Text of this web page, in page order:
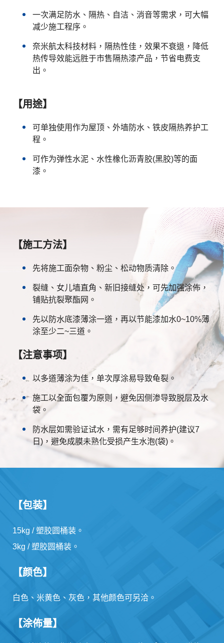
一次满足防水、隔热、自洁、消音等需求，可大幅
减少施工程序。
奈米航太科技材料，隔热性佳，效果不衰退，降低
热传导效能远胜于市售隔热漆产品，节省电费支
出。
【用途】
可单独使用作为屋顶、外墙防水、铁皮隔热养护工
程。
可作为弹性水泥、水性橡化沥青胶(黑胶)等的面
漆。
【施工方法】
先将施工面杂物、粉尘、松动物质清除。
裂缝、女儿墙直角、新旧接缝处，可先加强涂佈，
铺贴抗裂聚酯网。
先以防水底漆薄涂一道，再以节能漆加水0~10%薄
涂至少二~三道。
【注意事项】
以多道薄涂为佳，单次厚涂易导致龟裂。
施工以全面包覆为原则，避免因侧渗导致脱层及水
袋。
防水层如需验证试水，需有足够时间养护(建议7
日)，避免成膜未熟化受损产生水泡(袋)。
【包装】
15kg / 塑胶圆桶装。
3kg / 塑胶圆桶装。
【颜色】
白色、米黄色、灰色，其他颜色可另洽。
【涂佈量】